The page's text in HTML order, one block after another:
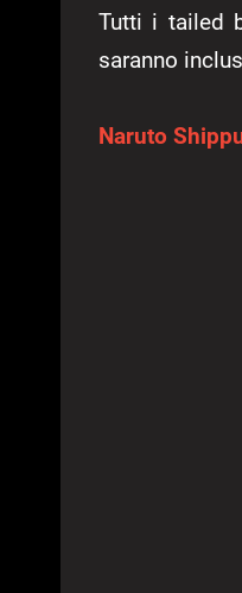
Tutti i tailed
saranno
Naruto